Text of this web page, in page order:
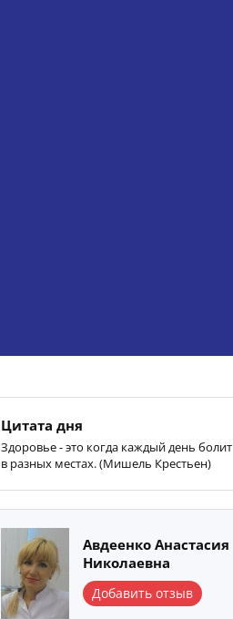
Цитата дня
Здоровье - это когда каждый день болит
в разных местах. (Мишель Крестьен)
Авдеенко Анастасия
Николаевна
Добавить отзыв